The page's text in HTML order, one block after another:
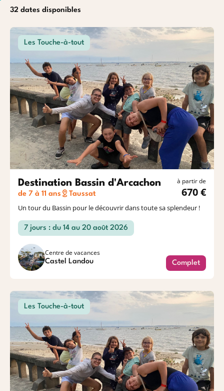
Baroudeurs
32 dates disponibles
Les Touche-à-tout
Destination Bassin d'Arcachon
de 7 à 11 ans Taussat
à partir de
670 €
Un tour du Bassin pour le découvrir dans toute sa splendeur !
7 jours : du 14 au 20 août 2026
Centre de vacances
Castel Landou Complet
Les Touche-à-tout